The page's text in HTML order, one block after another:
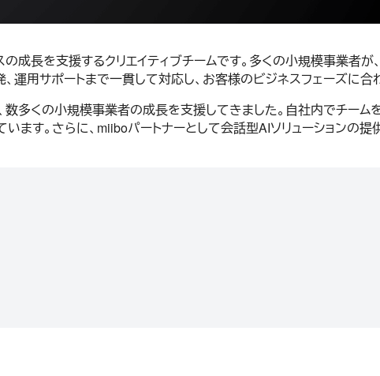
成長を支援するクリエイティブチームです。多くの小規模事業者
運用サポートまで一貫して対応し、お客様のビジネスフェーズに合
多くの小規模事業者の成長を支援してきました。自社内でチーム
ます。さらに、miiboパートナーとして会話型AIソリューションの